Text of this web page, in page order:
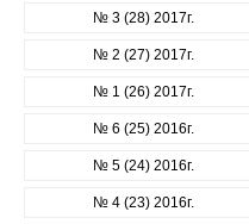
№ 3 (28) 2017г.
№ 2 (27) 2017г.
№ 1 (26) 2017г.
№ 6 (25) 2016г.
№ 5 (24) 2016г.
№ 4 (23) 2016г.